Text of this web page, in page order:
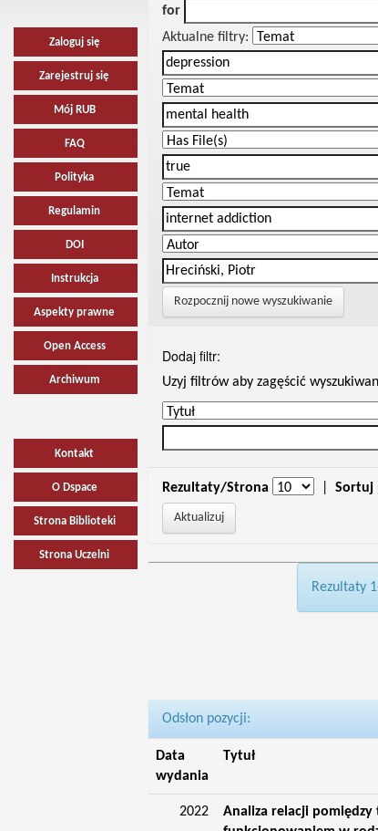
Zaloguj się
Zarejestruj się
Mój RUB
FAQ
Polityka
Regulamin
DOI
Instrukcja
Aspekty prawne
Open Access
Archiwum
Kontakt
O Dspace
Strona Biblioteki
Strona Uczelni
for
Aktualne filtry:
Rozpocznij nowe wyszukiwanie
Dodaj filtr:
Uzyj filtrów aby zagęścić
Rezultaty/Strona Sortuj
Rezultaty
Odsłon pozycji:
Data
wydania
Tytuł
2022
Analiza relacji pomiędzy